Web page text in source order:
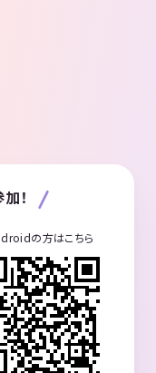
！
の方はこちら